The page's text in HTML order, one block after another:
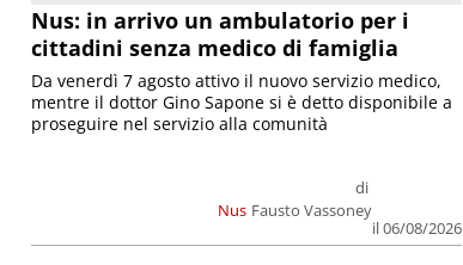
Nus: in arrivo un ambulatorio per i
cittadini senza medico di famiglia
Nus
di
Fausto Vassoney
il 06/08/2026
Da venerdì 7 agosto attivo il nuovo servizio medico,
mentre il dottor Gino Sapone si è detto disponibile a
proseguire nel servizio alla comunità